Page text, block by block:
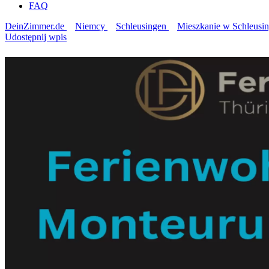
FAQ
DeinZimmer.de
Niemcy Schleusingen
Mieszkanie w
Udostępnij wpis